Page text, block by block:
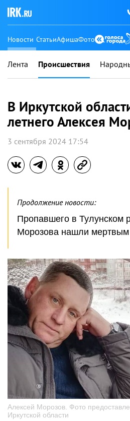
Новости СтатьиАфишаФото
Лента Происшествия
В Иркутской
летнего Алексея
3 сентября 2024 17:54
Продолжение новости:
Пропавшего в Тулунском
Морозова нашли мертвым
Алексей Морозов. Фото
Иркутской области